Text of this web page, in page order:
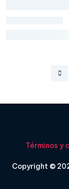
Términos y
Copyright ©